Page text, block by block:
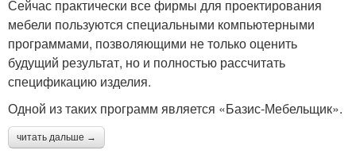
Сейчас практически все фирмы для проектирования
мебели пользуются специальными компьютерными
программами, позволяющими не только оценить
будущий результат, но и полностью рассчитать
спецификацию изделия.
Одной из таких программ является «Базис-Мебельщик».
читать дальше →